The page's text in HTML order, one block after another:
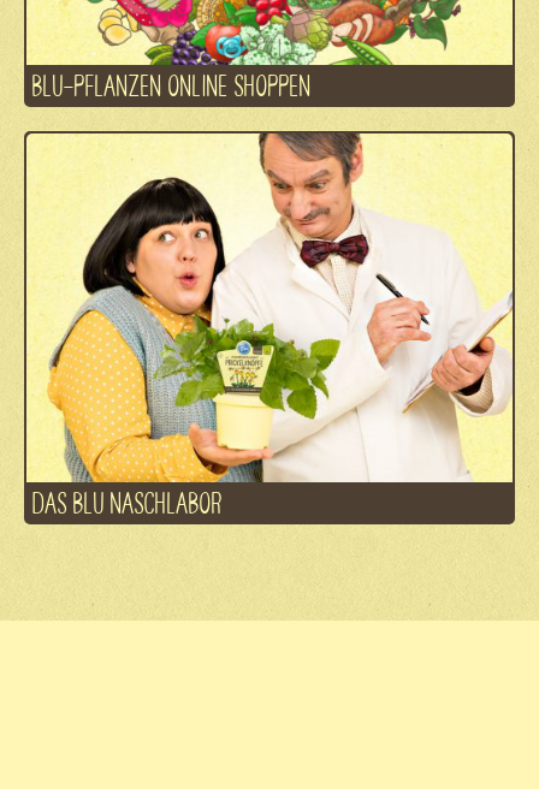
BLU-PFLANZEN ONLINE SHOPPEN
DAS BLU NASCHLABOR